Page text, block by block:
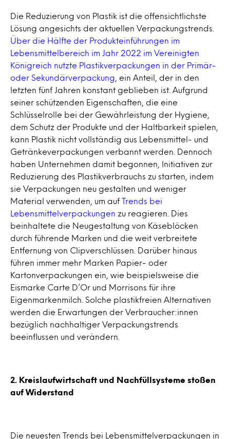
Die Reduzierung von Plastik ist die offensichtlichste
Lösung angesichts der aktuellen Verpackungstrends.
Über die Hälfte der Produkteinführungen im
Lebensmittelbereich im Jahr 2022 im Vereinigten
Königreich nutzte Plastikverpackungen in der Primär-
oder Sekundärverpackung , ein Anteil, der in den
letzten fünf Jahren konstant geblieben ist. Aufgrund
seiner schützenden Eigenschaften, die eine
Schlüsselrolle bei der Gewährleistung der Hygiene,
dem Schutz der Produkte und der Haltbarkeit spielen,
kann Plastik nicht vollständig aus Lebensmittel- und
Getränkeverpackungen verbannt werden. Dennoch
haben Unternehmen damit begonnen, Initiativen zur
Reduzierung des Plastikverbrauchs zu starten, indem
sie Verpackungen neu gestalten und weniger
Material verwenden, um auf Trends bei
Lebensmittelverpackungen zu reagieren. Dies
beinhaltete die Neugestaltung von Käseblöcken
durch führende Marken und die weit verbreitete
Entfernung von Clipverschlüssen. Darüber hinaus
führen immer mehr Marken Papier- oder
Kartonverpackungen ein, wie beispielsweise die
Eismarke Carte D’Or und Morrisons für ihre
Eigenmarkenmilch. Solche plastikfreien Alternativen
werden die Erwartungen der Verbraucher:innen
bezüglich nachhaltiger Verpackungstrends
beeinflussen und verändern.
2. Kreislaufwirtschaft und Nachfüllsysteme stoßen
auf Widerstand
Die neuesten Trends bei Lebensmittelverpackungen in